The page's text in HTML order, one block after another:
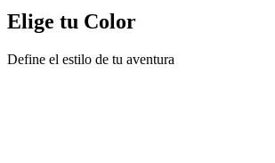
Elige tu Color
Define el estilo de tu aventura